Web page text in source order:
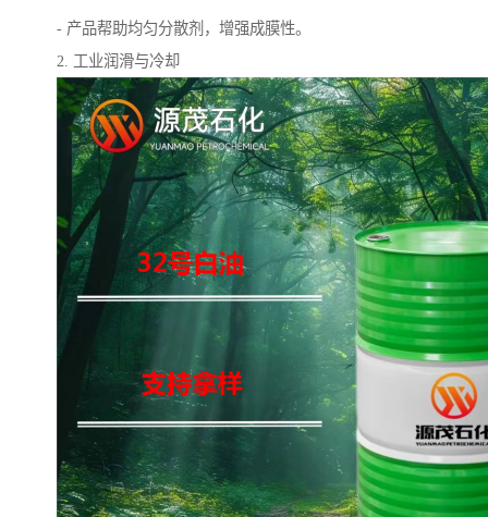
- 产品帮助均匀分散剂，增强成膜性。
2. 工业润滑与冷却